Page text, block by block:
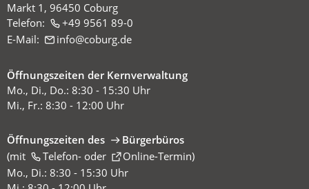
Markt 1, 96450 Coburg
Telefon:
+49 9561 89-0
E-Mail:
info coburg de
Öffnungszeiten der Kernverwaltung
Mo., Di., Do.: 8:30 - 15:30 Uhr
Mi., Fr.: 8:30 - 12:00 Uhr
Öffnungszeiten des
Bürgerbüros
(mit
Telefon-oder Online-Termin
(Öffnet
in
)
Mo., Di.: 8:30 - 15:30 Uhr